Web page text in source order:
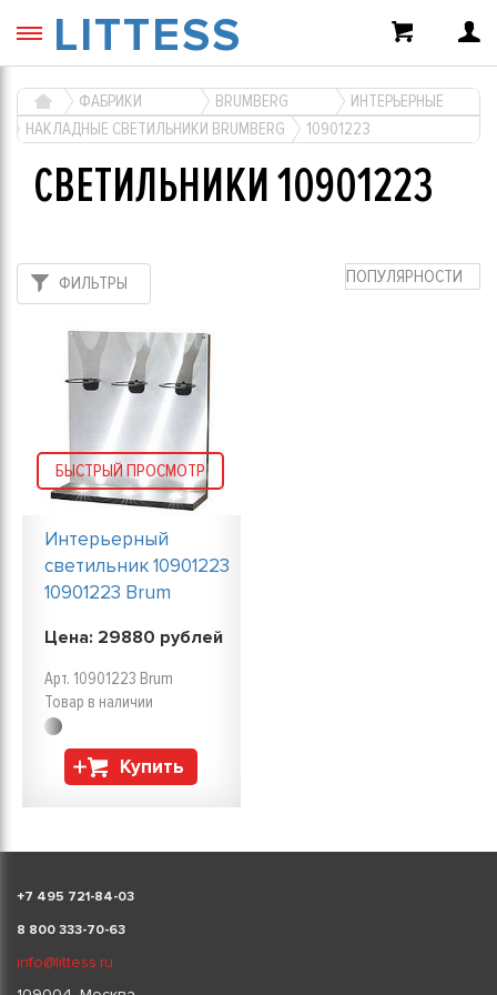
LITTESS
ФАБРИКИ BRUMBERG
ИНТЕРЬЕРНЫЕ
НАКЛАДНЫЕ СВЕТИЛЬНИКИ BRUMBERG
10901223
СВЕТИЛЬНИКИ 10901223
ПОПУЛЯРНОСТИ
ФИЛЬТРЫ
БЫСТРЫЙ ПРОСМОТР
Интерьерный
светильник 10901223
10901223 Brum
Цена: 29880 рублей
Арт. 10901223 Brum
Товар в наличии
Купить
+7 495 721-84-03
8 800 333-70-63
info@littess.ru